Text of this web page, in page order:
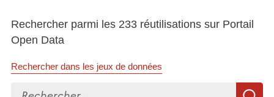
Rechercher parmi les 233 réutilisations sur Portail
Open Data
Rechercher dans les jeux de données
Rechercher...